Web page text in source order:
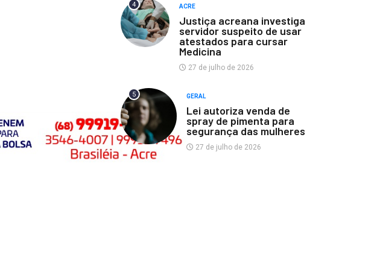
4 ACRE
Justiça acreana investiga
servidor suspeito de usar
atestados para cursar
Medicina
27 de julho de 2026
5 GERAL
Lei autoriza venda de
spray de pimenta para
segurança das mulheres
27 de julho de 2026